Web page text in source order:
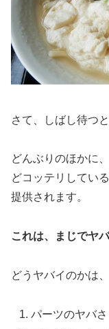
さて、しばし待つ
どんぶりのほかに
どコッテリしてい
提供されます。
これは、まじでヤバ
どうヤバイのかは、
パーツのヤバさ